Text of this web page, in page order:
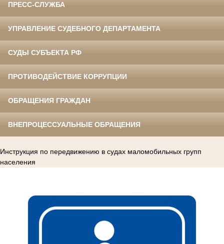
ПРЕСС-СЛУЖБА
УПРАВЛЕНИЕ СУДЕБНОГО ДЕПАРТАМЕНТА
СУДЫ СУБЪЕКТА РФ
ПРОТИВОДЕЙСТВИЕ КОРРУПЦИИ
ОБРАЩЕНИЯ ГРАЖДАН
ВНЕПРОЦЕССУАЛЬНЫЕ ОБРАЩЕНИЯ
Инструкция по передвижению в судах маломобильных групп
населения